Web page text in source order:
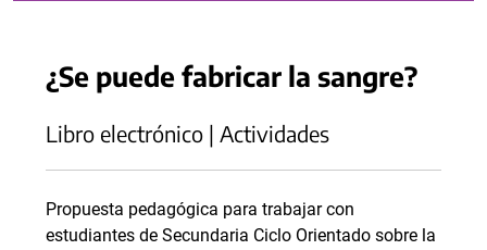
¿Se puede fabricar la sangre?
Libro electrónico | Actividades
Propuesta pedagógica para trabajar con
estudiantes de Secundaria Ciclo Orientado sobre la